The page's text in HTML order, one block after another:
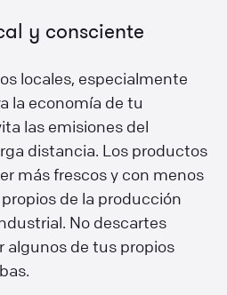
y consciente
locales, especialmente
la economía de tu
las emisiones del
distancia. Los productos
más frescos y con menos
de la producción
No descartes
algunos de tus propios